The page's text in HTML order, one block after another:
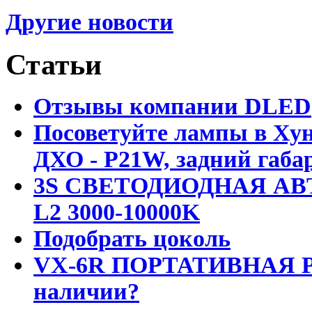
Другие новости
Статьи
Отзывы компании DLED
Посоветуйте лампы в
ДХО - P21W, задний
3S СВЕТОДИОДНАЯ
L2 3000-10000K
Подобрать цоколь
VX-6R ПОРТАТИВНАЯ
наличии?